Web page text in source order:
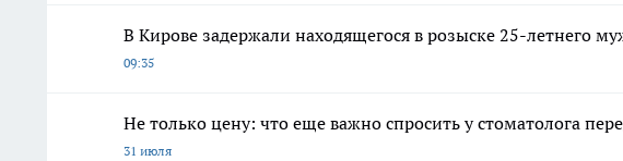
В Кирове задержали находящегося в розыске 25-летнего
09:35
Не только цену: что еще важно спросить у стоматолога
31 июля